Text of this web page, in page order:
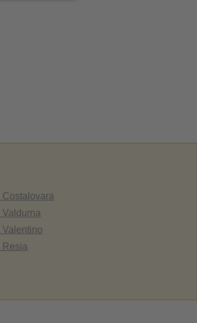
Costalovara
Valdurna
Valentino
Resia